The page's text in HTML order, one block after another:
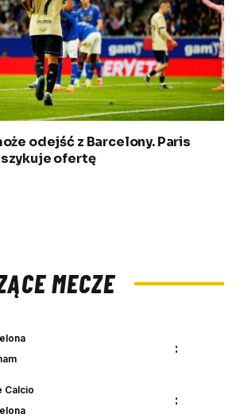
odejść z Barcelony. Paris
ofertę
MECZE
:
Calcio
: